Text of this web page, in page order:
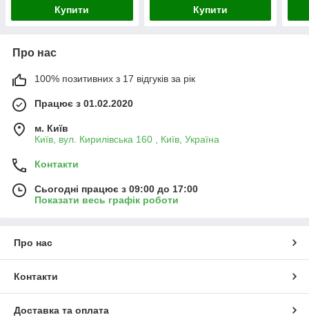
Купити Купити
Про нас
100% позитивних з 17 відгуків за рік
Працює з 01.02.2020
м. Київ
Київ, вул. Кирилівська 160 , Київ, Україна
Контакти
Сьогодні працює з 09:00 до 17:00
Показати весь графік роботи
Про нас
Контакти
Доставка та оплата